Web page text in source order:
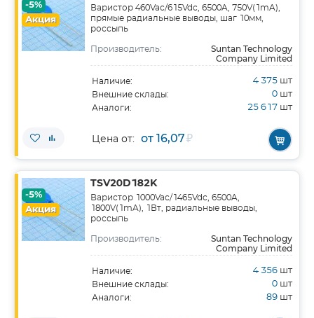
-5%
Акция
Варистор 460Vac/615Vdc, 6500A, 750V(1mA),
прямые радиальные выводы, шаг 10мм,
россыпь
Производитель:
Suntan Technology
Company Limited
Наличие: 4 375 шт
Внешние склады: 0 шт
Аналоги: 25 617 шт
Цена от: от 16,07₽
-5%
Акция
TSV20D182K
Варистор 1000Vac/1465Vdc, 6500A,
1800V(1mA), 1Вт, радиальные выводы,
россыпь
Производитель:
Suntan Technology
Company Limited
Наличие: 4 356 шт
Внешние склады: 0 шт
Аналоги: 89 шт